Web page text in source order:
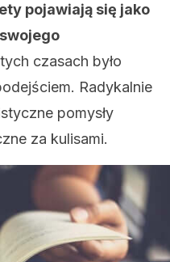
pojawiają się jako
czasach było
Radykalnie
pomysły
za kulisami.